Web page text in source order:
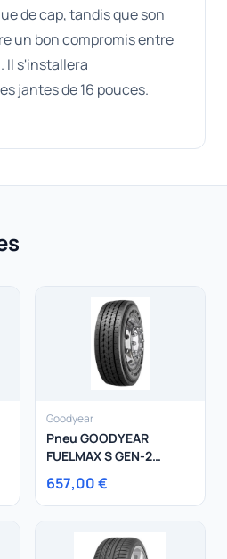
de cap, tandis que son
un bon compromis entre
Il s'installera
jantes de 16 pouces.
Goodyear
Pneu GOODYEAR
FUELMAX S GEN-2
295/80R22.5 152 M
657,00 €